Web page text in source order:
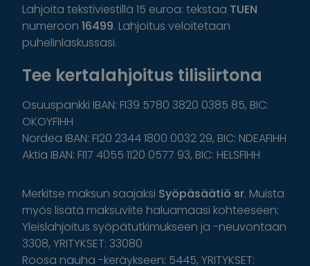
Lahjoita tekstiviestillä 15 euroa: tekstaa TUEN
numeroon 16499. Lahjoitus veloitetaan
puhelinlaskussasi.
Tee kertalahjoitus tilisiirtona
Osuuspankki IBAN: FI39 5780 3820 0385 85, BIC:
OKOYFIHH
Nordea IBAN: FI20 2344 1800 0032 29, BIC: NDEAFIHH
Aktia IBAN: FI17 4055 1120 0577 93, BIC: HELSFIHH
Merkitse maksun saajaksi Syöpäsäätiö sr. Muista
myös lisätä maksuviite haluamaasi kohteeseen:
Yleislahjoitus syöpätutkimukseen ja -neuvontaan
3308, YRITYKSET: 33080
Roosa nauha -keräykseen: 5445, YRITYKSET: